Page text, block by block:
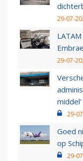
29-07-
29-07-
middel’
29-
Goed
op
29-